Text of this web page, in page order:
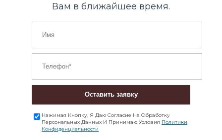
Вам в ближайшее время.
Оставить заявку
Нажимая Кнопку, Я Даю Согласие На Обработку
Персональных Данных И Принимаю Условия Политики
Конфиденциальности